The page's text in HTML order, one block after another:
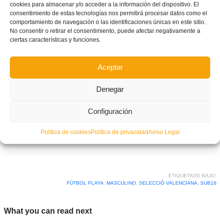
cookies para almacenar y/o acceder a la información del dispositivo. El
consentimiento de estas tecnologías nos permitirá procesar datos como el
comportamiento de navegación o las identificaciones únicas en este sitio.
No consentir o retirar el consentimiento, puede afectar negativamente a
ciertas características y funciones.
Aceptar
Denegar
Configuración
Política de cookiesPolítica de privacidadAviso Legal
ETIQUETADO BAJO:
FÚTBOL PLAYA, MASCULINO, SELECCIÓ VALENCIANA, SUB16
What you can read next